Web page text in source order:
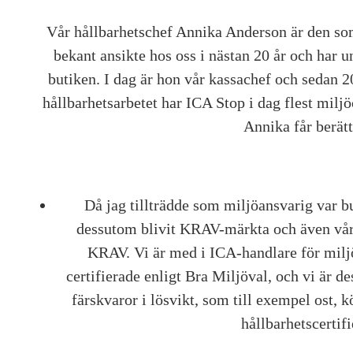
Vår hållbarhetschef Annika Anderson är den
bekant ansikte hos oss i nästan 20 år och har
butiken. I dag är hon vår kassachef och sedan
hållbarhetsarbetet har ICA Stop i dag flest
Annika får
Då jag tillträdde som miljöansvarig var
dessutom blivit KRAV-märkta och även
KRAV. Vi är med i ICA-handlare för
certifierade enligt Bra Miljöval, och vi är
färskvaror i lösvikt, som till exempel ost,